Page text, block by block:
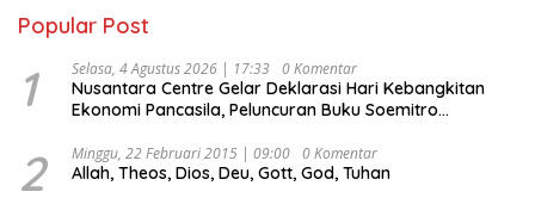
Popular Post
1 Selasa, 4 Agustus 2026 | 17:33 0 Komentar
Nusantara Centre Gelar Deklarasi Hari Kebangkitan
Ekonomi Pancasila, Peluncuran Buku Soemitro
Ekonomi Politik Indonesia) & Simposium Nasional
“Urgensi Undang-Undang Perekonomian Nasional dan
2 Minggu, 22 Februari 2015 | 09:00 0 Komentar
Allah, Theos, Dios, Deu, Gott, God, Tuhan